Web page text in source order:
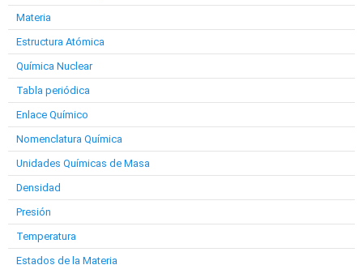
Materia
Estructura Atómica
Química Nuclear
Tabla periódica
Enlace Químico
Nomenclatura Química
Unidades Químicas de Masa
Densidad
Presión
Temperatura
Estados de la Materia